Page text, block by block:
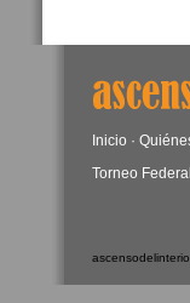
Inicio ·
Torneo